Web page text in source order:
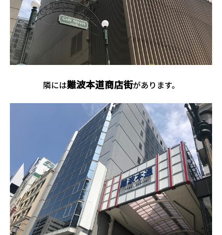
隣には難波本道商店街があります。